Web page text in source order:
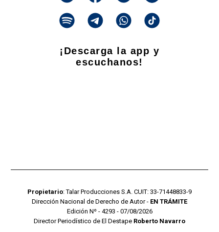
¡Descarga la app y
escuchanos!
Propietario: Talar Producciones S.A. CUIT: 33-71448833-9
Dirección Nacional de Derecho de Autor - EN TRÁMITE
Edición Nº - 4293 - 07/08/2026
Director Periodístico de El Destape Roberto Navarro